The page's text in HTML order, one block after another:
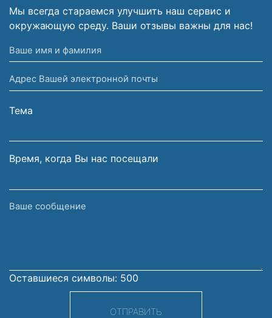
Мы всегда стараемся улучшить наш сервис и
окружающую среду. Ваши отзывы важны для нас!
Ваше
имя
и
фамилия
Адрес
Вашей
электронной
Тема
Время, когда Вы нас посещали
Ваше
Оставшиеся символы: 500
ОТПРАВИТЬ